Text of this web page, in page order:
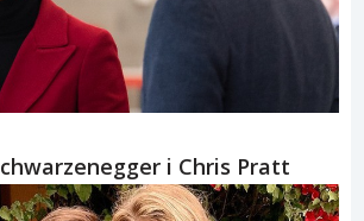
i Chris Pratt